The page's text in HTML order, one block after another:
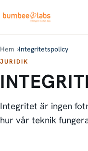
Hem Integritetspolicy
JURIDIK
Integritet är ingen
hur vår teknik